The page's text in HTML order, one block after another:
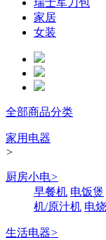
家居
女装
全部商品分类
家用电器
>
厨房小电>
早餐机 电饭煲
机/原汁机 电
生活电器>